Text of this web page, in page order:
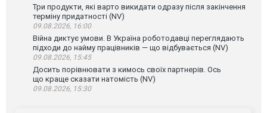
Три продукти, які варто викидати одразу після закінчення
терміну придатності (NV)
09.08.2026, 16:00
Війна диктує умови. В Україна роботодавці переглядають
підходи до найму працівників — що відбувається (NV)
09.08.2026, 15:45
Досить порівнювати з кимось своїх партнерів. Ось
що краще сказати натомість (NV)
09.08.2026, 15:30